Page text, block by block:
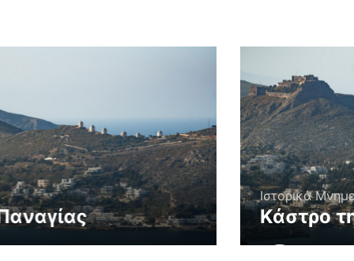
Ιστορικά Μνημεία
Κάστρο της Παναγίας